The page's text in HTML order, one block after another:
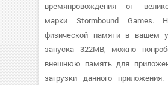
времяпровождения от
марки Stormbound Games.
физической памяти в вашем
запуска 322MB, можно
внешнюю память для
загрузки данного